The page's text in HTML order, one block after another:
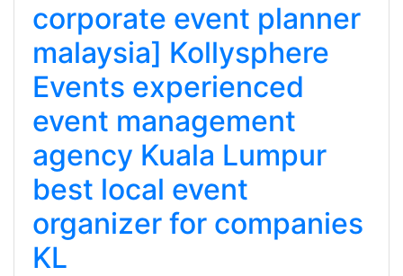
corporate event planner
malaysia] Kollysphere
Events experienced
event management
agency Kuala Lumpur
best local event
organizer for companies
KL